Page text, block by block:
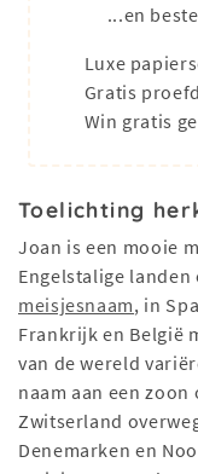
...en
Luxe
Gratis
Win gratis
Toelichting
Joan is een mooie
Engelstalige landen
meisjesnaam, in
Frankrijk en België
van de wereld
naam aan een
Zwitserland
Denemarken en